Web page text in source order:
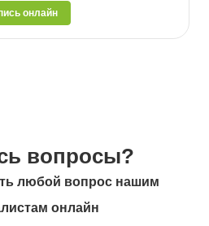
онлайн
вопросы?
любой вопрос нашим
онлайн